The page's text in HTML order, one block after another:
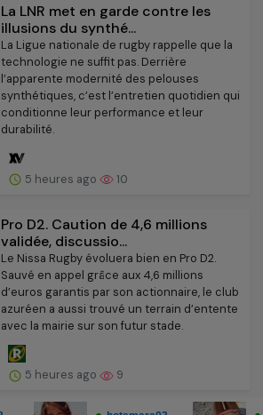
La LNR met en garde contre les
illusions du synthé...
La Ligue nationale de rugby rappelle que la
technologie ne suffit pas. Derrière
l’apparente modernité des pelouses
synthétiques, c’est l’entretien quotidien qui
conditionne leur performance et leur
durabilité.
5 heures ago 10
Pro D2. Caution de 4,6 millions
validée, discussio...
Le Nissa Rugby évoluera bien en Pro D2.
Sauvé en appel grâce aux 4,6 millions
d’euros garantis par son actionnaire, le club
azuréen a aussi trouvé un terrain d’entente
avec la mairie sur son futur stade.
5 heures ago 9